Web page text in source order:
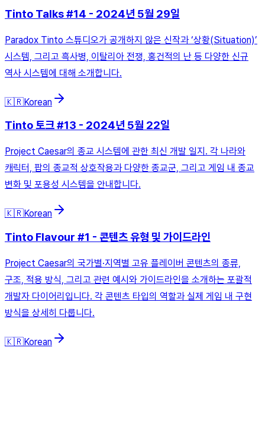
Tinto Talks #14 - 2024년 5월 29일
Paradox Tinto 스튜디오가 공개하지 않은 신작과 ‘상황(Situation)’
시스템, 그리고 흑사병, 이탈리아 전쟁, 홍건적의 난 등 다양한 신규
역사 시스템에 대해 소개합니다.
🇰🇷Korean
Tinto 토크 #13 - 2024년 5월 22일
Project Caesar의 종교 시스템에 관한 최신 개발 일지. 각 나라와
캐릭터, 팝의 종교적 상호작용과 다양한 종교군, 그리고 게임 내 종교
변화 및 포용성 시스템을 안내합니다.
🇰🇷Korean
Tinto Flavour #1 - 콘텐츠 유형 및 가이드라인
Project Caesar의 국가별·지역별 고유 플레이버 콘텐츠의 종류,
구조, 적용 방식, 그리고 관련 예시와 가이드라인을 소개하는 포괄적
개발자 다이어리입니다. 각 콘텐츠 타입의 역할과 실제 게임 내 구현
방식을 상세히 다룹니다.
🇰🇷Korean